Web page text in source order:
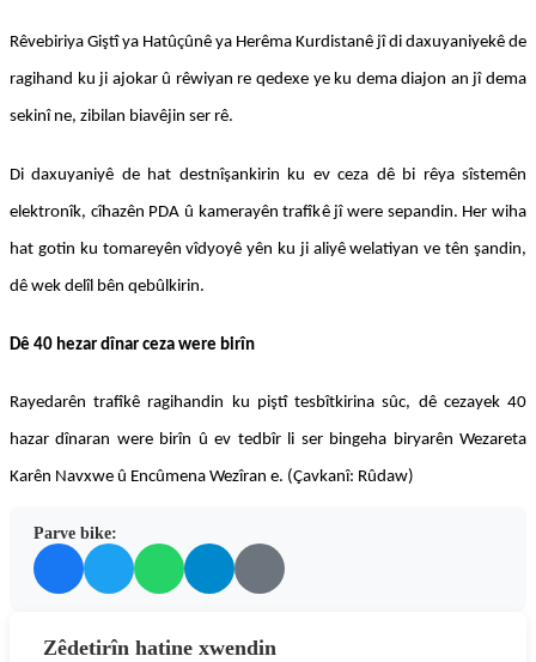
Rêvebiriya Giştî ya Hatûçûnê ya Herêma Kurdistanê jî di daxuyaniyekê de
ragihand ku ji ajokar û rêwiyan re qedexe ye ku dema diajon an jî dema
sekinî ne, zibilan biavêjin ser rê.
Di daxuyaniyê de hat destnîşankirin ku ev ceza dê bi rêya sîstemên
elektronîk, cîhazên PDA û kamerayên trafîkê jî were sepandin. Her wiha
hat gotin ku tomareyên vîdyoyê yên ku ji aliyê welatiyan ve tên şandin,
dê wek delîl bên qebûlkirin.
Dê 40 hezar dînar ceza were birîn
Rayedarên trafîkê ragihandin ku piştî tesbîtkirina sûc, dê cezayek 40
hazar dînaran were birîn û ev tedbîr li ser bingeha biryarên Wezareta
Karên Navxwe û Encûmena Wezîran e. (Çavkanî: Rûdaw)
Parve bike:
Zêdetirîn hatine xwendin